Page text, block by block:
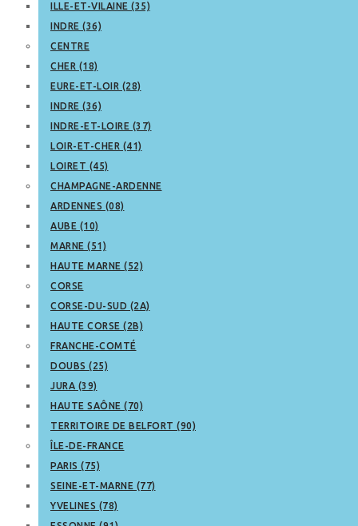
ILLE-ET-VILAINE (35)
INDRE (36)
CENTRE
CHER (18)
EURE-ET-LOIR (28)
INDRE (36)
INDRE-ET-LOIRE (37)
LOIR-ET-CHER (41)
LOIRET (45)
CHAMPAGNE-ARDENNE
ARDENNES (08)
AUBE (10)
MARNE (51)
HAUTE MARNE (52)
CORSE
CORSE-DU-SUD (2A)
HAUTE CORSE (2B)
FRANCHE-COMTÉ
DOUBS (25)
JURA (39)
HAUTE SAÔNE (70)
TERRITOIRE DE BELFORT (90)
ÎLE-DE-FRANCE
PARIS (75)
SEINE-ET-MARNE (77)
YVELINES (78)